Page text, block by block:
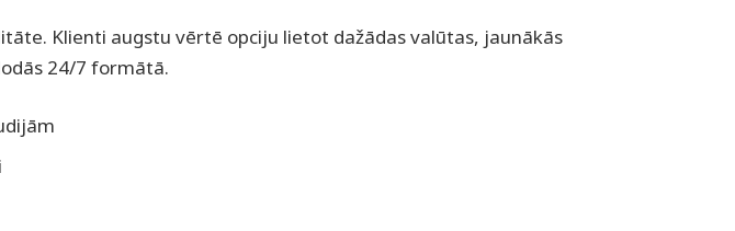
Klienti augstu vērtē opciju lietot dažādas valūtas, jaunākās
24/7 formātā.